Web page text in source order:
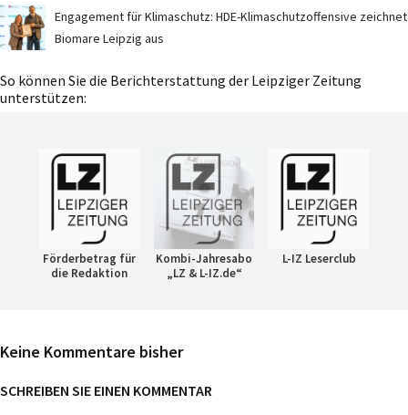
Engagement für Klimaschutz: HDE-Klimaschutzoffensive zeichnet
Biomare Leipzig aus
So können Sie die Berichterstattung der Leipziger Zeitung
unterstützen:
Förderbetrag für
die Redaktion
Kombi-Jahresabo
„LZ & L-IZ.de“
L-IZ Leserclub
Keine Kommentare bisher
SCHREIBEN SIE EINEN KOMMENTAR